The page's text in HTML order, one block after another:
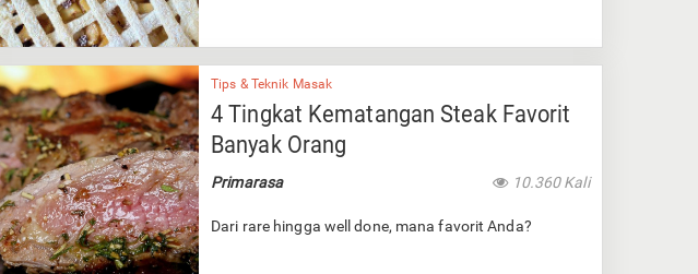
Tips & Teknik Masak
4 Tingkat Kematangan Steak Favorit
Banyak Orang
Primarasa 10.360 Kali
Dari rare hingga well done, mana favorit Anda?